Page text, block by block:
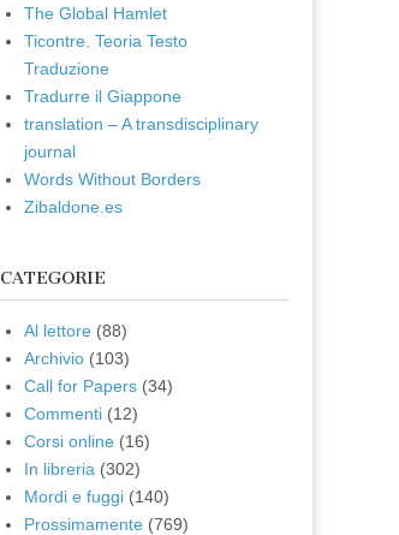
The Global Hamlet
Ticontre. Teoria Testo
Traduzione
Tradurre il Giappone
translation – A transdisciplinary
journal
Words Without Borders
Zibaldone.es
CATEGORIE
Al lettore (88)
Archivio (103)
Call for Papers (34)
Commenti (12)
Corsi online (16)
In libreria (302)
Mordi e fuggi (140)
Prossimamente (769)